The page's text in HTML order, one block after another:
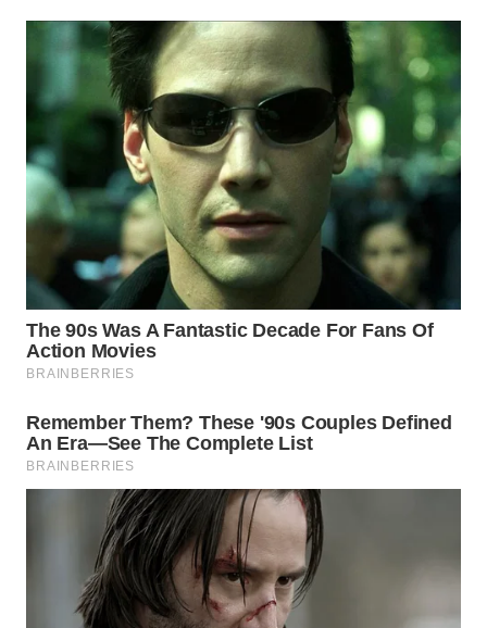
WN
WN
CIREBON
INDRAMAYU
WN
KUNINGAN
WN
MAJALENGKA
WN
SUBANG
SUKABUMI
WN
PURWAKARTA